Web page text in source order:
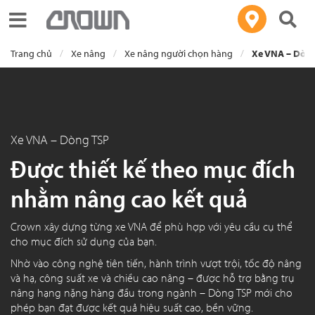
Toggle navigation
Trang chủ Xe nâng Xe nâng người chọn hàng Xe VNA –
Xe VNA – Dòng TSP
Được thiết kế theo mục đích
nhằm nâng cao kết quả
Crown xây dựng từng xe VNA để phù hợp với yêu cầu cụ thể
cho mục đích sử dụng của bạn.
Nhờ vào công nghệ tiên tiến, hành trình vượt trội, tốc độ nâng
và hạ, công suất xe và chiều cao nâng – được hỗ trợ bằng trụ
nâng hạng nặng hàng đầu trong ngành – Dòng TSP mới cho
phép bạn đạt được kết quả hiệu suất cao, bền vững.